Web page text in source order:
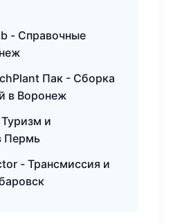
- Справочные
Пак - Сборка
в Воронеж
и
Пермь
- Трансмиссия и